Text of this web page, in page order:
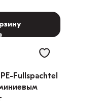
Fullspachtel